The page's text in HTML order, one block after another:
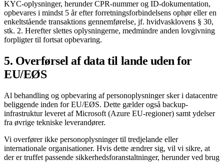
KYC-oplysninger, herunder CPR-nummer og ID-dokumentation,
opbevares i mindst 5 år efter forretningsforbindelsens ophør eller en
enkeltstående transaktions gennemførelse, jf. hvidvasklovens § 30,
stk. 2. Herefter slettes oplysningerne, medmindre anden lovgivning
forpligter til fortsat opbevaring.
5. Overførsel af data til lande uden for
EU/EØS
Al behandling og opbevaring af personoplysninger sker i datacentre
beliggende inden for EU/EØS. Dette gælder også backup-
infrastruktur leveret af Microsoft (Azure EU-regioner) samt ydelser
fra øvrige tekniske leverandører.
Vi overfører ikke personoplysninger til tredjelande eller
internationale organisationer. Hvis dette ændrer sig, vil vi sikre, at
der er truffet passende sikkerhedsforanstaltninger, herunder ved brug